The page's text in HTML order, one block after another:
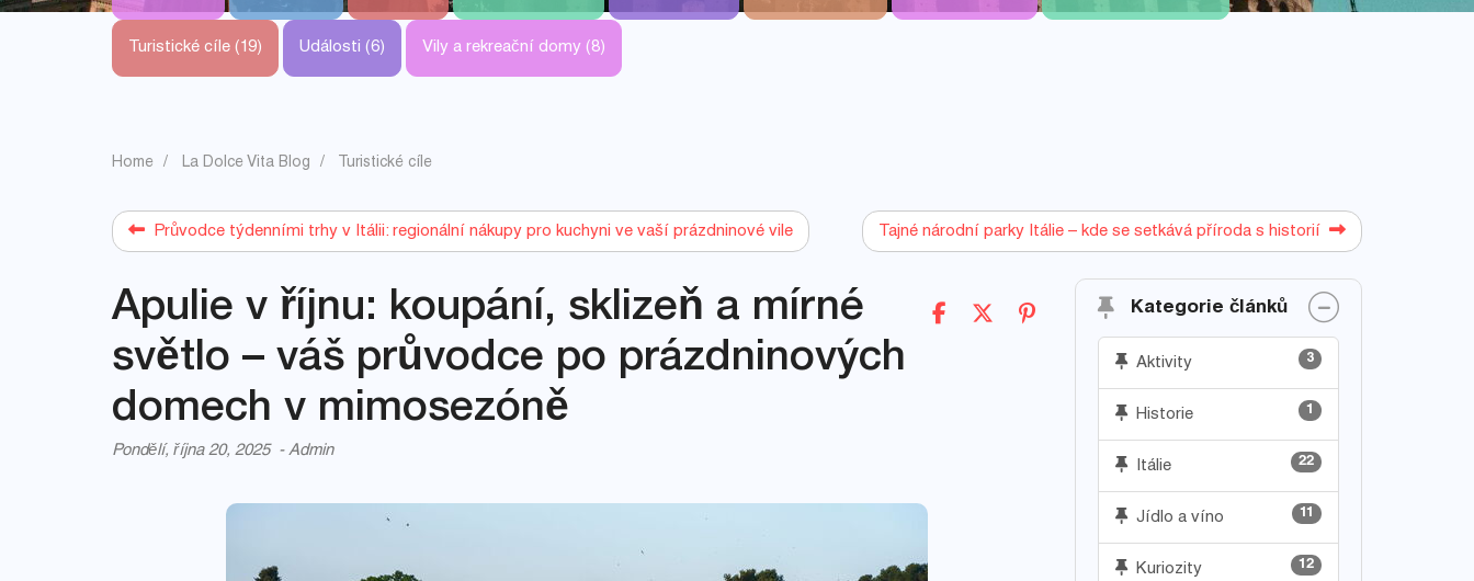
Turistické cíle (19) Události (6) Vily a rekreační domy (8)
Home La Dolce Vita Blog Turistické cíle
Průvodce týdenními trhy v Itálii: regionální nákupy pro kuchyni ve vaší prázdninové vile Tajné národní parky Itálie – kde se setkává příroda s historií
Apulie v říjnu: koupání, sklizeň a mírné
světlo – váš průvodce po prázdninových
domech v mimosezóně
Pondělí, října 20, 2025- Admin
Kategorie článků
3
Aktivity
1
Historie
22
Itálie
11
Jídlo a víno
12
Kuriozity